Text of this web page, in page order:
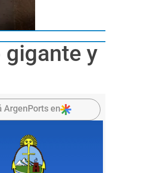
gigante y
ArgenPorts en